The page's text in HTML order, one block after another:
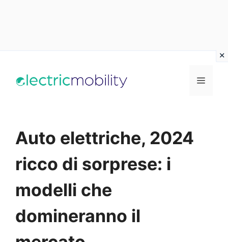
Menu
Auto elettriche, 2024
ricco di sorprese: i
modelli che
domineranno il